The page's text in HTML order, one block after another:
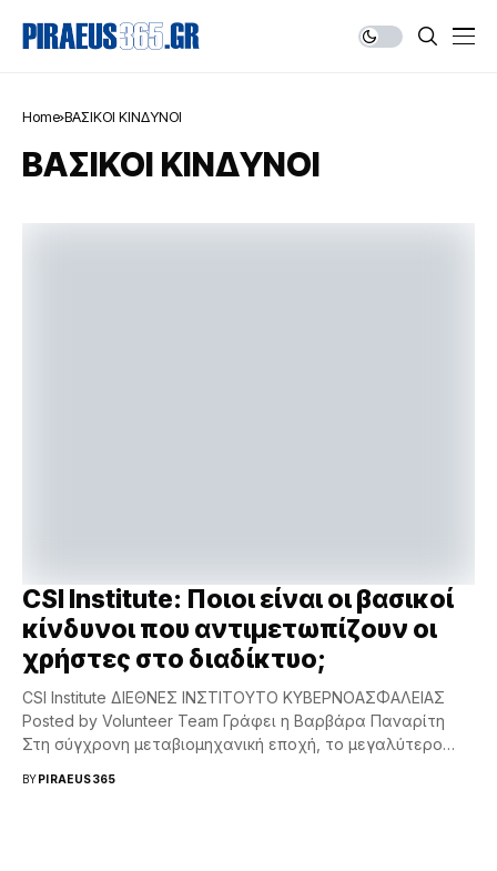
Home ΒΑΣΙΚΟΙ ΚΙΝΔΥΝΟΙ
ΒΑΣΙΚΟΙ ΚΙΝΔΥΝΟΙ
CSI Institute: Ποιοι είναι οι βασικοί
κίνδυνοι που αντιμετωπίζουν οι
χρήστες στο διαδίκτυο;
CSI Institute ΔΙΕΘΝΕΣ ΙΝΣΤΙΤΟΥΤΟ ΚΥΒΕΡΝΟΑΣΦΑΛΕΙΑΣ
Posted by Volunteer Team Γράφει η Βαρβάρα Παναρίτη
Στη σύγχρονη μεταβιομηχανική εποχή, το μεγαλύτερο
BY PIRAEUS365